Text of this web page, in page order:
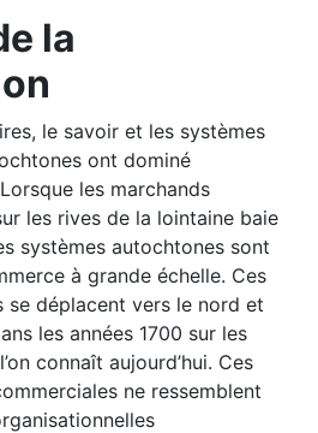
la
le savoir et les systèmes
ont dominé
les marchands
les rives de la lointaine baie
systèmes autochtones sont
à grande échelle. Ces
se déplacent vers le nord et
les années 1700 sur les
connaît aujourd’hui. Ces
ne ressemblent